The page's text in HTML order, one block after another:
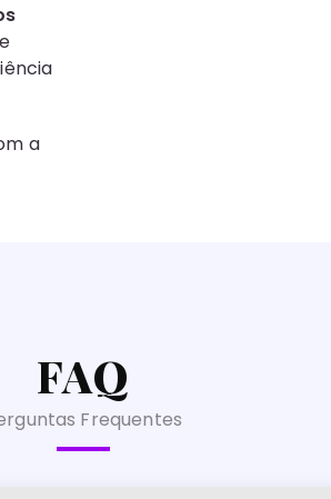
a
FAQ
Frequentes